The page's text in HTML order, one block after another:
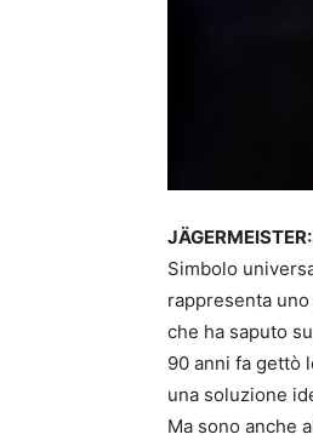
Simbolo
rappresenta
che ha saputo
90 anni fa gettò
una soluzione
Ma sono anche